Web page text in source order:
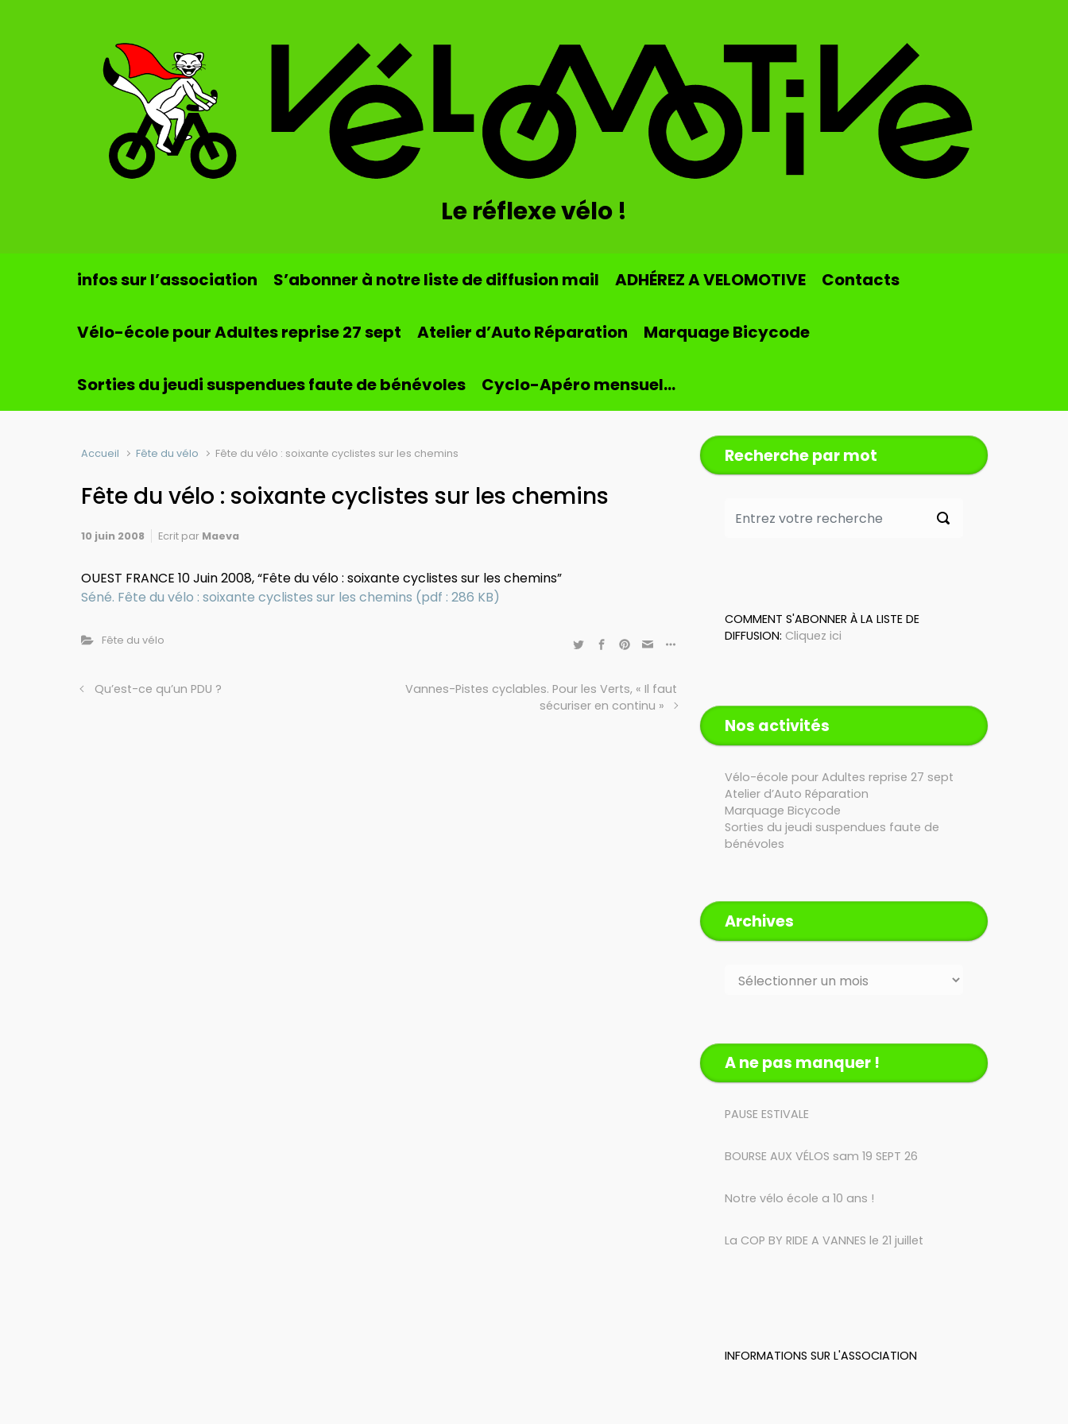
Le réflexe vélo !
infos sur l’association S’abonner à notre liste de diffusion mail ADHÉREZ A VELOMOTIVE Contacts
Vélo-école pour Adultes reprise 27 sept Atelier d’Auto Réparation Marquage Bicycode
Sorties du jeudi suspendues faute de bénévoles Cyclo-Apéro mensuel…
Accueil Fête du vélo Fête du vélo : soixante cyclistes sur les chemins
Fête du vélo : soixante cyclistes sur les chemins
10 juin 2008 Ecrit par Maeva
OUEST FRANCE 10 Juin 2008, “Fête du vélo : soixante cyclistes sur les chemins”
Séné. Fête du vélo : soixante cyclistes sur les chemins (pdf : 286 KB)
Fête du vélo
Qu’est-ce qu’un PDU ?
Vannes-Pistes cyclables. Pour les Verts, « Il faut
sécuriser en continu »
Recherche par mot
COMMENT S'ABONNER À LA LISTE DE
DIFFUSION: Cliquez ici
Nos activités
Vélo-école pour Adultes reprise 27 sept
Atelier d’Auto Réparation
Marquage Bicycode
Sorties du jeudi suspendues faute de
bénévoles
Archives
Archives
A ne pas manquer !
PAUSE ESTIVALE
BOURSE AUX VÉLOS sam 19 SEPT 26
Notre vélo école a 10 ans !
La COP BY RIDE A VANNES le 21 juillet
INFORMATIONS SUR L'ASSOCIATION